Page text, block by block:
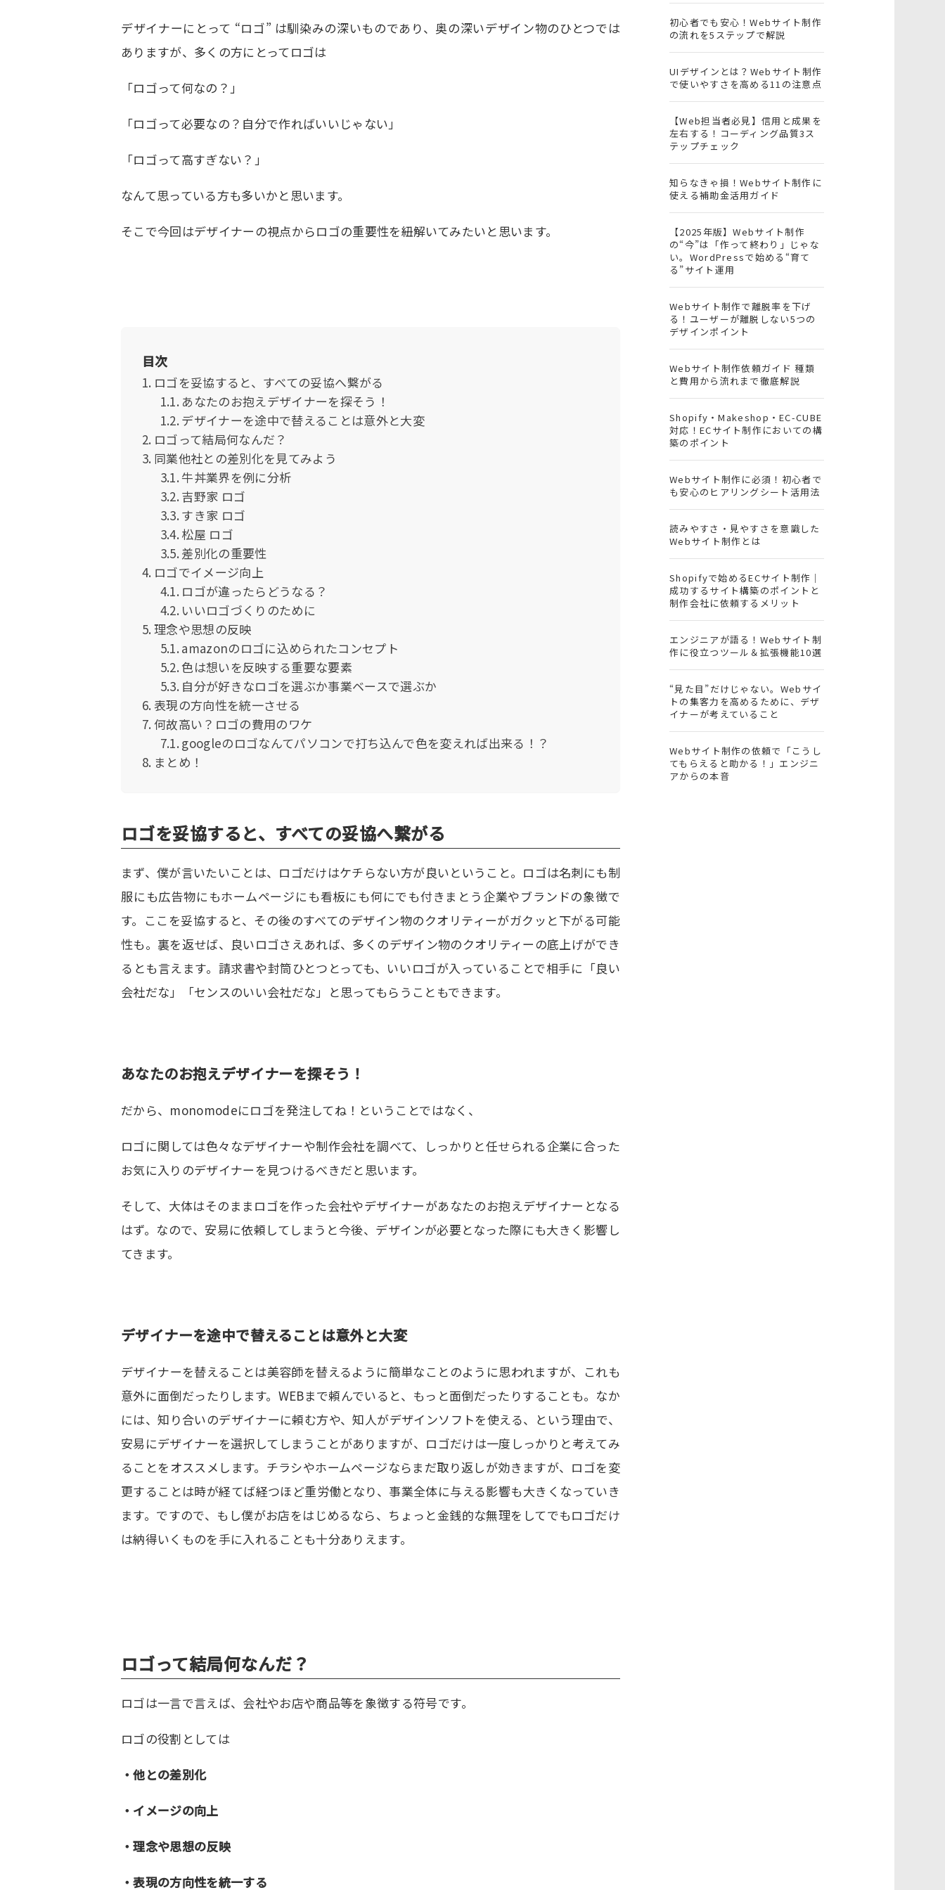
デザイナーにとって “ロゴ” は馴染みの深いものであり、奥の深いデザイン物のひとつでは
ありますが、多くの方にとってロゴは
「ロゴって何なの？」
「ロゴって必要なの？自分で作ればいいじゃない」
「ロゴって高すぎない？」
なんて思っている方も多いかと思います。
そこで今回はデザイナーの視点からロゴの重要性を紐解いてみたいと思います。
目次
ロゴを妥協すると、すべての妥協へ繋がる
あなたのお抱えデザイナーを探そう！
デザイナーを途中で替えることは意外と大変
ロゴって結局何なんだ？
同業他社との差別化を見てみよう
牛丼業界を例に分析
吉野家 ロゴ
すき家 ロゴ
松屋 ロゴ
差別化の重要性
ロゴでイメージ向上
ロゴが違ったらどうなる？
いいロゴづくりのために
理念や思想の反映
amazonのロゴに込められたコンセプト
色は想いを反映する重要な要素
自分が好きなロゴを選ぶか事業ベースで選ぶか
表現の方向性を統一させる
何故高い？ロゴの費用のワケ
googleのロゴなんてパソコンで打ち込んで色を変えれば出来る！？
まとめ！
ロゴを妥協すると、すべての妥協へ繋がる
まず、僕が言いたいことは、ロゴだけはケチらない方が良いということ。ロゴは名刺にも制
服にも広告物にもホームページにも看板にも何にでも付きまとう企業やブランドの象徴で
す。ここを妥協すると、その後のすべてのデザイン物のクオリティーがガクッと下がる可能
性も。裏を返せば、良いロゴさえあれば、多くのデザイン物のクオリティーの底上げができ
るとも言えます。請求書や封筒ひとつとっても、いいロゴが入っていることで相手に「良い
会社だな」「センスのいい会社だな」と思ってもらうこともできます。
あなたのお抱えデザイナーを探そう！
だから、monomodeにロゴを発注してね！ということではなく、
ロゴに関しては色々なデザイナーや制作会社を調べて、しっかりと任せられる企業に合った
お気に入りのデザイナーを見つけるべきだと思います。
そして、大体はそのままロゴを作った会社やデザイナーがあなたのお抱えデザイナーとなる
はず。なので、安易に依頼してしまうと今後、デザインが必要となった際にも大きく影響し
てきます。
デザイナーを途中で替えることは意外と大変
デザイナーを替えることは美容師を替えるように簡単なことのように思われますが、これも
意外に面倒だったりします。WEBまで頼んでいると、もっと面倒だったりすることも。なか
には、知り合いのデザイナーに頼む方や、知人がデザインソフトを使える、という理由で、
安易にデザイナーを選択してしまうことがありますが、ロゴだけは一度しっかりと考えてみ
ることをオススメします。チラシやホームページならまだ取り返しが効きますが、ロゴを変
更することは時が経てば経つほど重労働となり、事業全体に与える影響も大きくなっていき
ます。ですので、もし僕がお店をはじめるなら、ちょっと金銭的な無理をしてでもロゴだけ
は納得いくものを手に入れることも十分ありえます。
ロゴって結局何なんだ？
ロゴは一言で言えば、会社やお店や商品等を象徴する符号です。
ロゴの役割としては
・他との差別化
・イメージの向上
・理念や思想の反映
・表現の方向性を統一する
初心者でも安心！Webサイト制作
の流れを5ステップで解説
UIデザインとは？Webサイト制作
で使いやすさを高める11の注意点
【Web担当者必見】信用と成果を
左右する！コーディング品質3ス
テップチェック
知らなきゃ損！Webサイト制作に
使える補助金活用ガイド
【2025年版】Webサイト制作
の“今”は「作って終わり」じゃな
い。WordPressで始める“育て
る”サイト運用
Webサイト制作で離脱率を下げ
る！ユーザーが離脱しない5つの
デザインポイント
Webサイト制作依頼ガイド 種類
と費用から流れまで徹底解説
Shopify・Makeshop・EC-CUBE
対応！ECサイト制作においての構
築のポイント
Webサイト制作に必須！初心者で
も安心のヒアリングシート活用法
読みやすさ・見やすさを意識した
Webサイト制作とは
Shopifyで始めるECサイト制作｜
成功するサイト構築のポイントと
制作会社に依頼するメリット
エンジニアが語る！Webサイト制
作に役立つツール＆拡張機能10選
“見た目”だけじゃない。Webサイ
トの集客力を高めるために、デザ
イナーが考えていること
Webサイト制作の依頼で「こうし
てもらえると助かる！」エンジニ
アからの本音